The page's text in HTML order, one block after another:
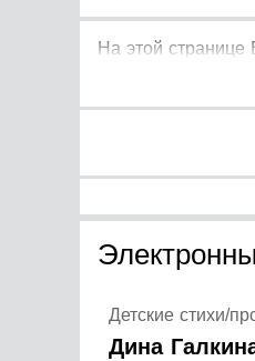
На этой странице
Детские стихи/
Дина